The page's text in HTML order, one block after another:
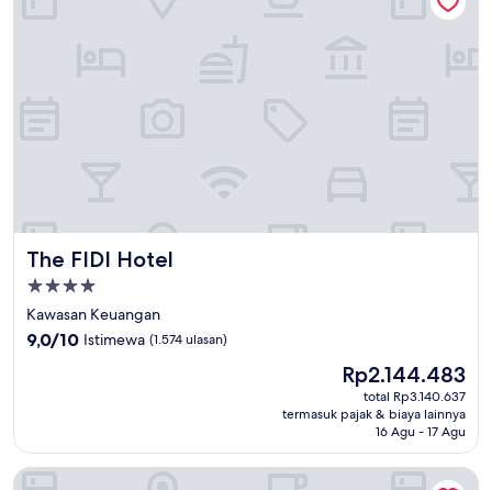
The FIDI Hotel
The FIDI Hotel
Properti
bintang
4.0
Kawasan Keuangan
9.0
9,0/10 Istimewa (1.574 ulasan)
Harga
sekarang
Rp2.144.483
Rp2.144.483
total Rp3.140.637
termasuk pajak & biaya lainnya
16 Agu - 17 Agu
Courtyard by Marriott New York Downtown Manhattan/